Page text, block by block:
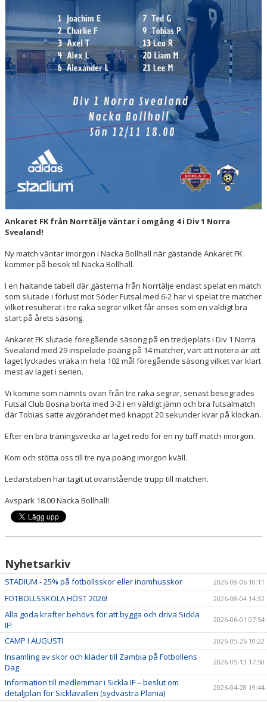
FÖRSÄKRING
FÖRENINGSKLÄDER
SICKLA IF YTTRANDE SAMRÅD
Ankaret FK från Norrtälje väntar i omgång 4 i Div 1 Norra
Svealand!
Ny match väntar imorgon i Nacka Bollhall när gästande Ankaret FK
kommer på besök till Nacka Bollhall.
I en haltande tabell där gästerna från Norrtälje endast spelat en match
som slutade i förlust mot Söder Futsal med 6-2 har vi spelat tre matcher
vilket resulterat i tre raka segrar vilket får anses som en väldigt bra
start på årets säsong.
Ankaret FK slutade föregående säsong på en tredjeplats i Div 1 Norra
Svealand med 29 inspelade poäng på 14 matcher, värt att notera är att
laget lyckades vräka in hela 102 mål föregående säsong vilket var klart
mest av laget i serien.
Vi komme som nämnts ovan från tre raka segrar, senast besegrades
Futsal Club Bosna borta med 3-2 i en väldigt jämn och bra futsalmatch
där Tobias satte avgörandet med knappt 20 sekunder kvar på klockan.
Efter en bra träningsvecka är laget redo för en ny tuff match imorgon.
Kom och stötta oss till tre nya poäng imorgon kväll.
Ledarstaben har tagit ut ovanstående trupp till matchen.
Avspark 18.00 Nacka Bollhall!
Nyhetsarkiv
STADIUM - 25% på fotbollsskor eller inomhusskor 2026-08-06 10:11
FOTBOLLSSKOLA HÖST 2026! 2026-08-04 14:32
Alla goda krafter behövs för att bygga och driva Sickla
IF!
2026-06-01 07:54
CAMP I AUGUSTI 2026-05-26 10:22
Insamling av skor och kläder till Zambia på Fotbollens
Dag
2026-05-13 17:50
Information till medlemmar i Sickla IF – beslut om
detaljplan för Sicklavallen (sydvästra Plania)
2026-04-28 19:44